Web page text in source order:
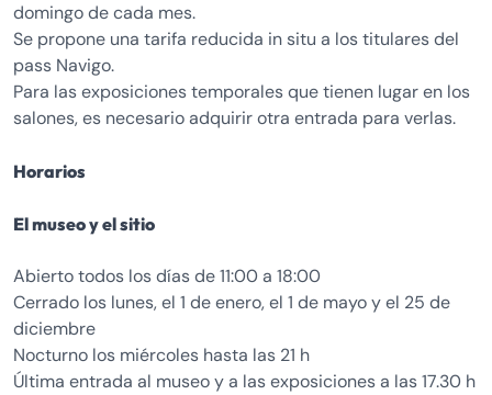
domingo de cada mes.
Se propone una tarifa reducida in situ a los titulares del
pass Navigo.
Para las exposiciones temporales que tienen lugar en los
salones, es necesario adquirir otra entrada para verlas.
Horarios
El museo y el sitio
Abierto todos los días de 11:00 a 18:00
Cerrado los lunes, el 1 de enero, el 1 de mayo y el 25 de
diciembre
Nocturno los miércoles hasta las 21 h
Última entrada al museo y a las exposiciones a las 17.30 h